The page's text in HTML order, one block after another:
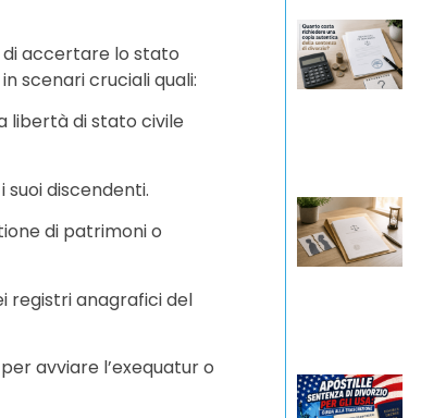
accertare lo stato
scenari cruciali quali:
libertà di stato civile
discendenti.
di patrimoni o
registri anagrafici del
per avviare l’exequatur o